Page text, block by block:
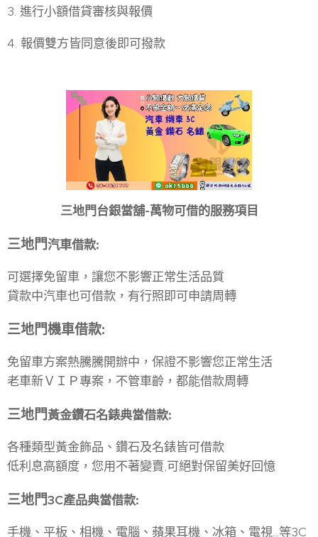
3. 進行小額借貸審核與報價
4. 報價雙方皆同意後即可撥款
三地門台銀當舖-萬物可借的服務項目
三地門汽車借款:
可選擇免留車，讓您不影響正常生活品質
貸款中汽車也可借款，有行照即可申請周轉
三地門機車借款:
免留車方案熱騰騰開辦中，保證不影響您正常生活
老車新ＶＩＰ專案，不管車齡，都能借款周轉
三地門黃金鑽石名錶典當借款:
各種類型黃金飾品、鑽石及名錶皆可借款
低利息高額度，您用不著變賣,可絕對保留美好回憶
三地門3C產品典當借款:
手機、平板、相機、電腦、蘋果耳機、冰箱、電視...等3C